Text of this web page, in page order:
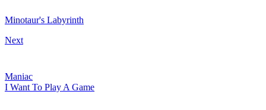
Minotaur's Labyrinth
Next
Maniac
I Want To Play A Game